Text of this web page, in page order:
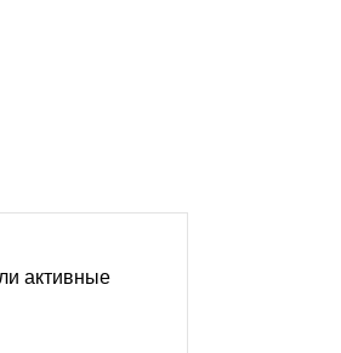
активные